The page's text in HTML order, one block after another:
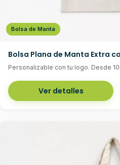
Bolsa de Manta
Bolsa Plana de Manta Extra
Personalizable con tu logo. Desde
Ver detalles